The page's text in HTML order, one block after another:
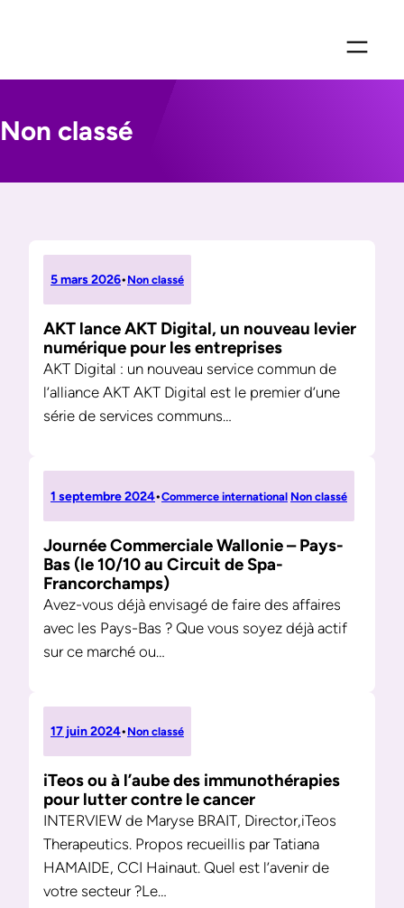
Non classé
5 mars 2026• Non classé
AKT lance AKT Digital, un nouveau levier
numérique pour les entreprises
AKT Digital : un nouveau service commun de
l’alliance AKT AKT Digital est le premier d’une
série de services communs…
1 septembre 2024•Commerce international Non classé
Journée Commerciale Wallonie – Pays-
Bas (le 10/10 au Circuit de Spa-
Francorchamps)
Avez-vous déjà envisagé de faire des affaires
avec les Pays-Bas ? Que vous soyez déjà actif
sur ce marché ou…
17 juin 2024• Non classé
iTeos ou à l’aube des immunothérapies
pour lutter contre le cancer
INTERVIEW de Maryse BRAIT, Director,iTeos
Therapeutics. Propos recueillis par Tatiana
HAMAIDE, CCI Hainaut. Quel est l’avenir de
votre secteur ?Le…